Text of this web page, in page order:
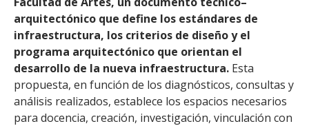
arquitectónico que define los estándares de
infraestructura, los criterios de diseño y el
programa arquitectónico que orientan el
desarrollo de la nueva infraestructura. Esta
propuesta, en función de los diagnósticos, consultas y
análisis realizados, establece los espacios necesarios
para docencia, creación, investigación, vinculación con